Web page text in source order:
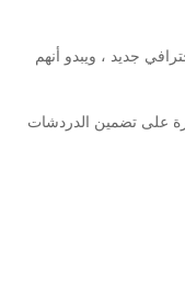
جديد ، ويبدو أنهم
على تضمين الدردشات